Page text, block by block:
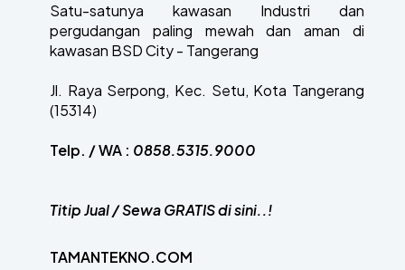
Satu-satunya kawasan Industri dan
pergudangan paling mewah dan aman di
kawasan BSD City - Tangerang
Jl. Raya Serpong, Kec. Setu, Kota Tangerang
(15314)
Telp. / WA : 0858.5315.9000
Titip Jual / Sewa GRATIS di sini..!
TAMANTEKNO.COM